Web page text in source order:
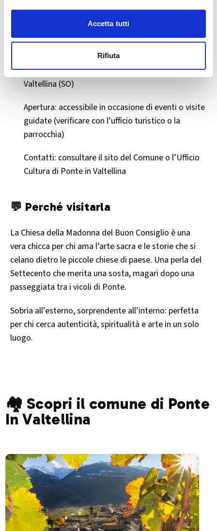
Accetta tutti
Rifiuta
apprezzare anche il contesto architettonico.
ℹ️ Info utili
Indirizzo: Via Senatore Enrico Guicciardi – Ponte in
Valtellina (SO)
Apertura: accessibile in occasione di eventi o visite
guidate (verificare con l’ufficio turistico o la
parrocchia)
Contatti: consultare il sito del Comune o l’Ufficio
Cultura di Ponte in Valtellina
💬 Perché visitarla
La Chiesa della Madonna del Buon Consiglio è una
vera chicca per chi ama l’arte sacra e le storie che si
celano dietro le piccole chiese di paese. Una perla del
Settecento che merita una sosta, magari dopo una
passeggiata tra i vicoli di Ponte.
Sobria all’esterno, sorprendente all’interno: perfetta
per chi cerca autenticità, spiritualità e arte in un solo
luogo.
🏘️ Scopri il comune di Ponte
In Valtellina